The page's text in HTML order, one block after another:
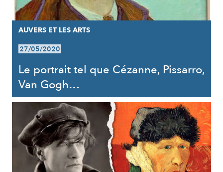
AUVERS ET LES ARTS
27/05/2020
Le portrait tel que Cézanne, Pissarro,
Van Gogh…